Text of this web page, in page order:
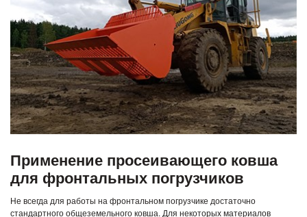
Применение просеивающего ковша
для фронтальных погрузчиков
Не всегда для работы на фронтальном погрузчике достаточно
стандартного общеземельного ковша. Для некоторых материалов